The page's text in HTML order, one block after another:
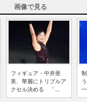
画像で見る
フィギュア・中井亜
美、華麗にトリプルア
クセル決める 「...